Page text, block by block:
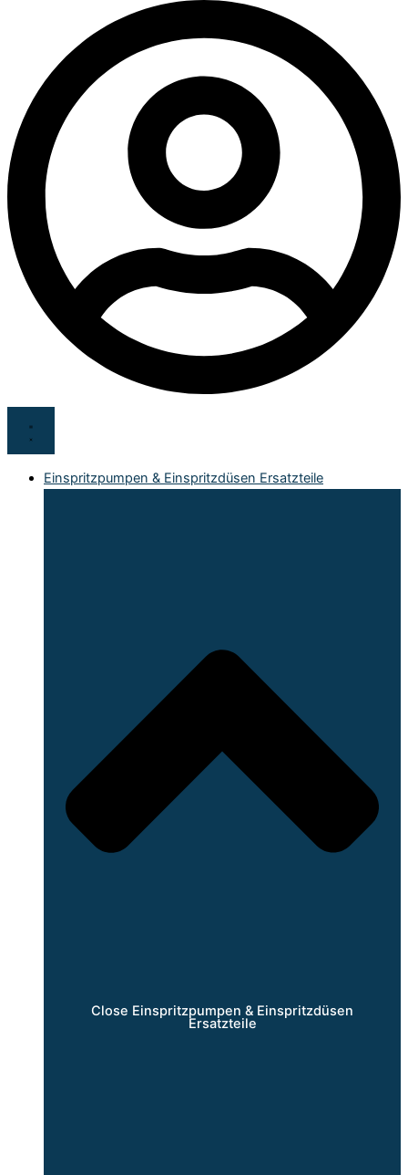
Einspritzpumpen & Einspritzdüsen Ersatzteile
Close Einspritzpumpen & Einspritzdüsen
Ersatzteile